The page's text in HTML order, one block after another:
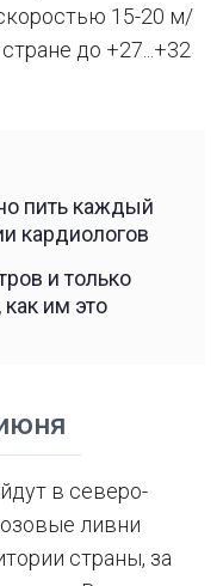
15-20 м/
до +27...+32
пить каждый
кардиологов
и только
им это
в северо-
ливни
страны, за